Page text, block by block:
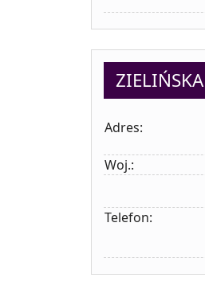
Adres:
Woj.:
Telefon: